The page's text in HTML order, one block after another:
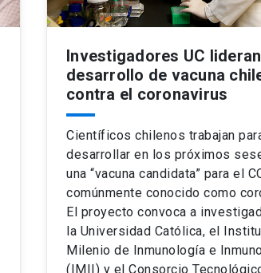
Investigadores UC lideran
desarrollo de vacuna
contra el coronavirus
Científicos chilenos trabajan
desarrollar en los próximos
una “vacuna candidata” para el
comúnmente conocido como
El proyecto convoca a
la Universidad Católica, el
Milenio de Inmunología e
(IMII) y el Consorcio